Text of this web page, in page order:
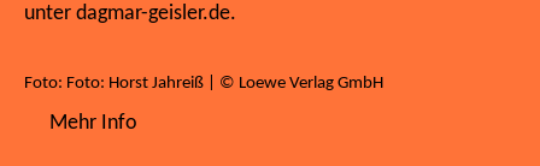
unter dagmar-geisler.de.
Foto: Foto: Horst Jahreiß | © Loewe Verlag GmbH
Mehr Info